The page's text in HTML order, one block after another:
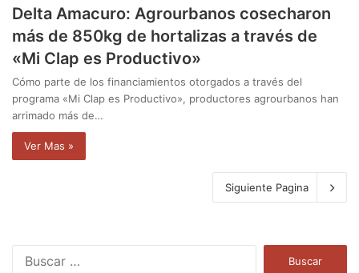
Delta Amacuro: Agrourbanos cosecharon
más de 850kg de hortalizas a través de
«Mi Clap es Productivo»
Cómo parte de los financiamientos otorgados a través del
programa «Mi Clap es Productivo», productores agrourbanos han
arrimado más de…
Ver Mas »
Siguiente Pagina